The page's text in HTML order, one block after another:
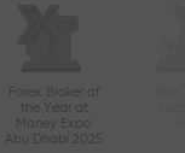
Forex Broker of
the Year at
Money Expo
Abu Dhabi 2025